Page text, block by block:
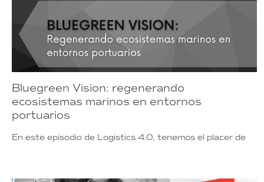
Bluegreen Vision: regenerando
ecosistemas marinos en entornos
portuarios
En este episodio de Logistics 4.0, tenemos el placer de